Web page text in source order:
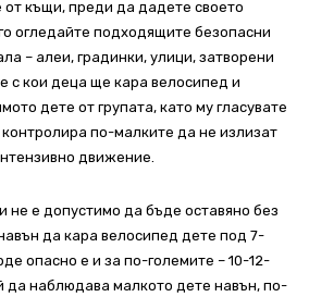
от къщи, преди да дадете своето
огледайте подходящите безопасни
– алеи, градинки, улици, затворени
с кои деца ще кара велосипед и
дете от групата, като му гласувате
по-малките да не излизат
движение.
не е допустимо да бъде оставяно без
да кара велосипед дете под 7-
опасно е и за по-големите – 10-12-
да наблюдава малкото дете навън, по-